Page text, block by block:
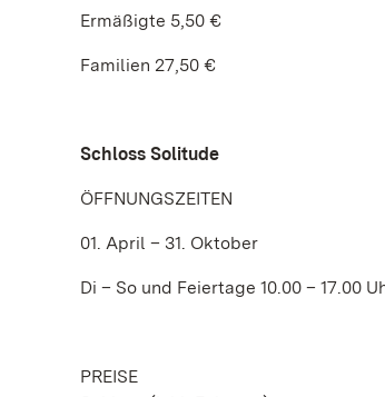
Ermäßigte 5,50 €
Familien 27,50 €
Schloss Solitude
ÖFFNUNGSZEITEN
01. April – 31. Oktober
Di – So und Feiertage 10.00 – 17.00
PREISE